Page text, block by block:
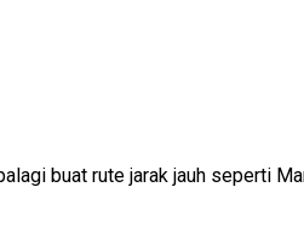
buat rute jarak jauh seperti